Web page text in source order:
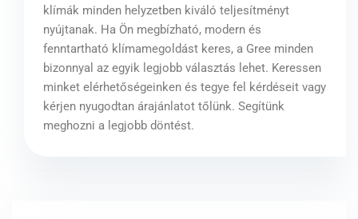
klímák minden helyzetben kiváló teljesítményt
nyújtanak. Ha Ön megbízható, modern és
fenntartható klímamegoldást keres, a Gree minden
bizonnyal az egyik legjobb választás lehet. Keressen
minket elérhetőségeinken és tegye fel kérdéseit vagy
kérjen nyugodtan árajánlatot tőlünk. Segítünk
meghozni a legjobb döntést.